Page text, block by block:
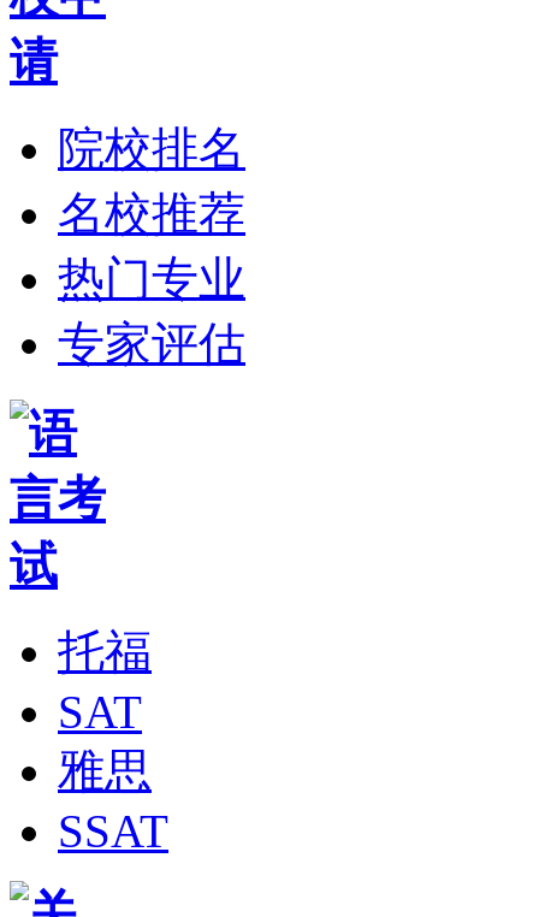
院校排名
名校推荐
热门专业
专家评估
托福
SAT
雅思
SSAT